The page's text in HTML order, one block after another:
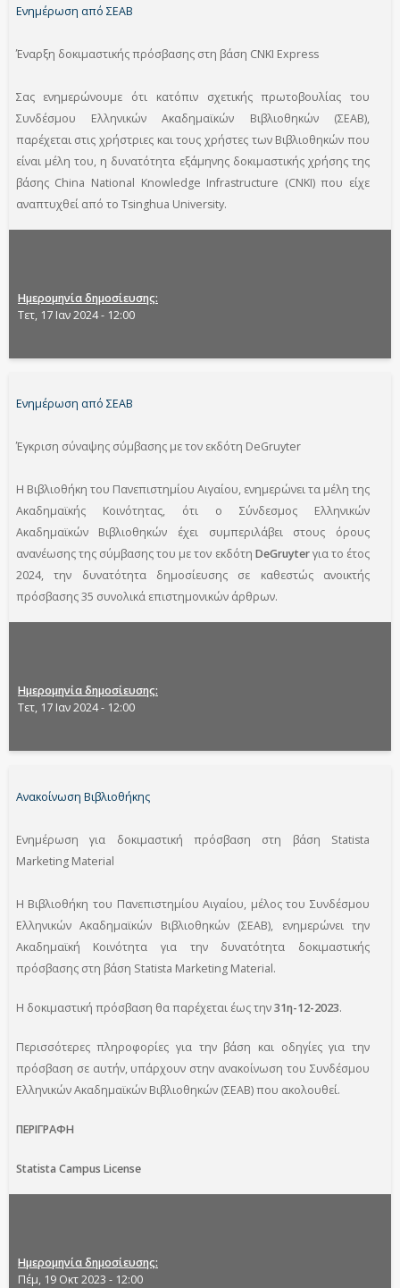
Ενημέρωση από ΣΕΑΒ
Έναρξη δοκιμαστικής πρόσβασης στη βάση CNKI Express
Σας ενημερώνουμε ότι κατόπιν σχετικής πρωτοβουλίας του
Συνδέσμου Ελληνικών Ακαδημαϊκών Βιβλιοθηκών (ΣΕΑΒ),
παρέχεται στις χρήστριες και τους χρήστες των Βιβλιοθηκών που
είναι μέλη του, η δυνατότητα εξάμηνης δοκιμαστικής χρήσης της
βάσης China National Knowledge Infrastructure (CNKI) που είχε
αναπτυχθεί από το Tsinghua University.
Ημερομηνία δημοσίευσης
Τετ, 17 Ιαν 2024 - 12:00
Ενημέρωση από ΣΕΑΒ
Έγκριση σύναψης σύμβασης με τον εκδότη DeGruyter
Η Βιβλιοθήκη του Πανεπιστημίου Αιγαίου, ενημερώνει τα μέλη της
Ακαδημαϊκής Κοινότητας, ότι ο Σύνδεσμος Ελληνικών
Ακαδημαϊκών Βιβλιοθηκών έχει συμπεριλάβει στους όρους
ανανέωσης της σύμβασης του με τον εκδότη DeGruyterγια το έτος
2024, την δυνατότητα δημοσίευσης σε καθεστώς ανοικτής
πρόσβασης 35 συνολικά επιστημονικών άρθρων.
Ημερομηνία δημοσίευσης
Τετ, 17 Ιαν 2024 - 12:00
Ανακοίνωση Βιβλιοθήκης
Ενημέρωση για δοκιμαστική πρόσβαση στη βάση Statista
Marketing Material
Η Βιβλιοθήκη του Πανεπιστημίου Αιγαίου, μέλος του Συνδέσμου
Ελληνικών Ακαδημαϊκών Βιβλιοθηκών (ΣΕΑΒ), ενημερώνει την
Ακαδημαϊκή Κοινότητα για την δυνατότητα δοκιμαστικής
πρόσβασης στη βάση Statista Marketing Material.
Η δοκιμαστική πρόσβαση θα παρέχεται έως την31η-12-2023.
Περισσότερες πληροφορίες για την βάση και οδηγίες για την
πρόσβαση σε αυτήν, υπάρχουν στην ανακοίνωση του Συνδέσμου
Ελληνικών Ακαδημαϊκών Βιβλιοθηκών (ΣΕΑΒ) που ακολουθεί.
ΠΕΡΙΓΡΑΦΗ
Statista Campus License
Ημερομηνία δημοσίευσης
Πέμ, 19 Οκτ 2023 - 12:00